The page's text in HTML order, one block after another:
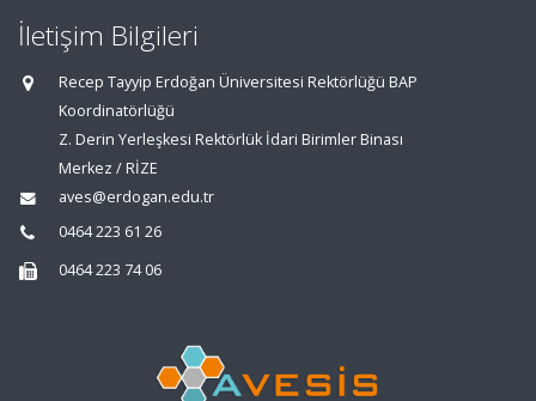
İletişim Bilgileri
Recep Tayyip Erdoğan Üniversitesi Rektörlüğü BAP
Koordinatörlüğü
Z. Derin Yerleşkesi Rektörlük İdari Birimler Binası
Merkez / RİZE
aves@erdogan.edu.tr
0464 223 61 26
0464 223 74 06